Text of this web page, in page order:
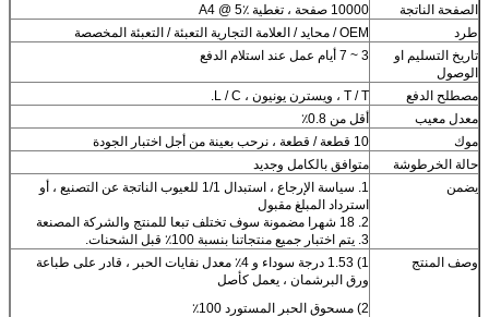
الصفحة الناتجة
10000 صفحة ، تغطية A4 @ 5٪
طرد
OEM / محايد / العلامة التجارية التعبئة / التعبئة المخصصة
تاريخ التسليم او
الوصول
3 ~ 7 أيام عمل عند استلام الدفع
مصطلح الدفع
T / T ، ويسترن يونيون ، L / C.
معدل معيب
أقل من 0.8٪
موك
10 قطعة / قطعة ، نرحب بعينة من أجل اختبار الجودة
حالة الخرطوشة
متوافق بالكامل وجديد
يضمن
1. سياسة الإرجاع ، استبدال 1/1 للعيوب الناتجة عن التصنيع ، أو
استرداد المبلغ مقبول
2. 18 شهرا مضمونة سوف تختلف تبعا للمنتج والشركة المصنعة
3. يتم اختبار جميع منتجاتنا بنسبة 100٪ قبل الشحنات.
وصف المنتج
1) 1.53 درجة سوداء و 4٪ معدل نفايات الحبر ، قادر على طباعة
ورق البرشمان ، يعمل كأصل
2) مسحوق الحبر المستورد 100٪